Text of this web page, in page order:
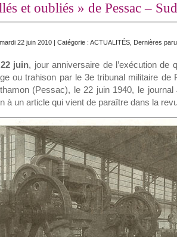
et oubliés » de Pessac –
22 juin 2010 | Catégorie : ACTUALITÉS Dernières
22 juin, jour anniversaire de l’exécution
ou trahison par le 3e tribunal militaire
(Pessac), le 22 juin 1940, le journal
à un article qui vient de paraître dans la